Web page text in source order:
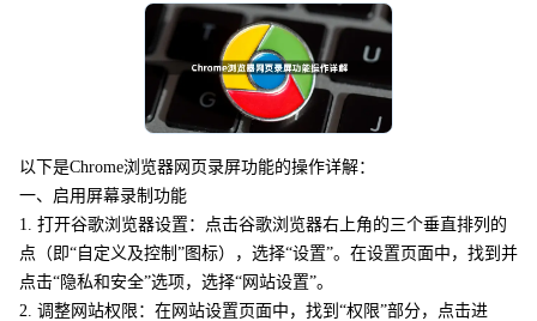
以下是Chrome浏览器网页录屏功能的操作详解：
一、启用屏幕录制功能
1. 打开谷歌浏览器设置：点击谷歌浏览器右上角的三个垂直排列的
点（即“自定义及控制”图标），选择“设置”。在设置页面中，找到并
点击“隐私和安全”选项，选择“网站设置”。
2. 调整网站权限：在网站设置页面中，找到“权限”部分，点击进